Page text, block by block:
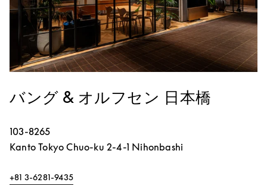
バング & オルフセン 日本橋
103-8265
Kanto Tokyo Chuo-ku 2-4-1 Nihonbashi
+81 3-6281-9435